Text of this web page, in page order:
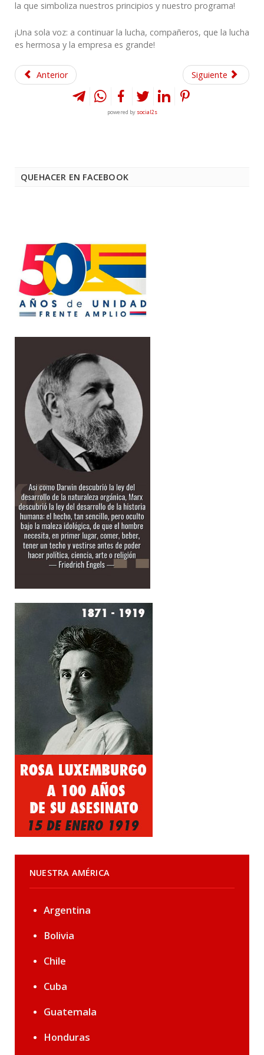
la que simboliza nuestros principios y nuestro programa!
¡Una sola voz: a continuar la lucha, compañeros, que la lucha
es hermosa y la empresa es grande!
Anterior Siguiente
powered by social2s
QUEHACER EN FACEBOOK
NUESTRA AMÉRICA
Argentina
Bolivia
Chile
Cuba
Guatemala
Honduras